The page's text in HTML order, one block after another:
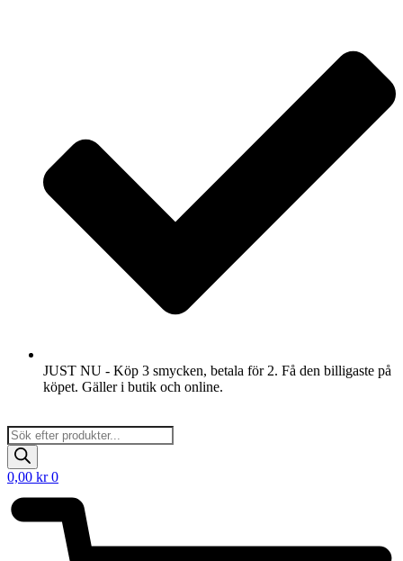
JUST NU - Köp 3 smycken, betala för 2. Få den billigaste på
köpet. Gäller i butik och online.
Products
search
0,00 kr 0